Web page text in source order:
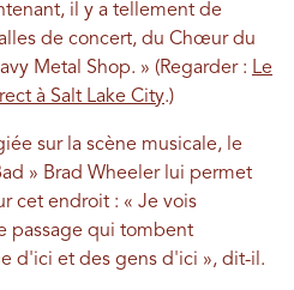
il y a tellement de
de concert, du Chœur du
Metal Shop. » (Regarder : Le
à Salt Lake City.)
sur la scène musicale, le
» Brad Wheeler lui permet
cet endroit : « Je vois
passage qui tombent
d'ici et des gens d'ici », dit-il.